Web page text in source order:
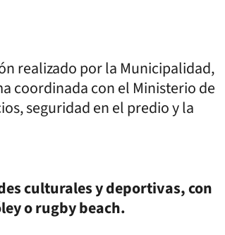
realizado por la Municipalidad,
coordinada con el Ministerio de
seguridad en el predio y la
culturales y deportivas, con
o rugby beach.